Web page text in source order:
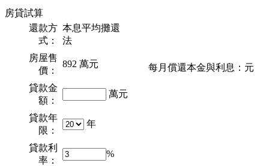
房貸試算
還款方
式：
本息平均攤還
法
房屋售
價：
892 萬元
貸款金
額：
萬元
貸款年
限：
年
貸款利
率：
%
每月償還本金與利息： 元